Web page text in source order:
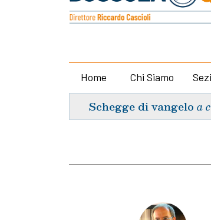
Home Chi Siamo
Schegge di vangelo a